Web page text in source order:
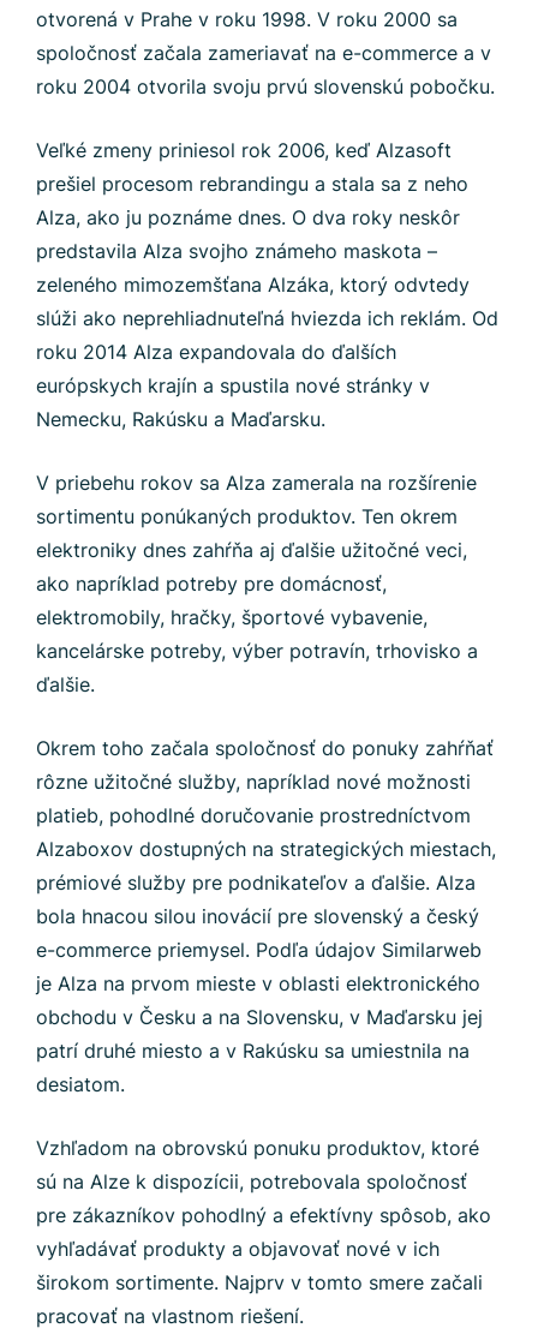
otvorená v Prahe v roku 1998. V roku 2000 sa
spoločnosť začala zameriavať na e-commerce a v
roku 2004 otvorila svoju prvú slovenskú pobočku.
Veľké zmeny priniesol rok 2006, keď Alzasoft
prešiel procesom rebrandingu a stala sa z neho
Alza, ako ju poznáme dnes. O dva roky neskôr
predstavila Alza svojho známeho maskota –
zeleného mimozemšťana Alzáka, ktorý odvtedy
slúži ako neprehliadnuteľná hviezda ich reklám. Od
roku 2014 Alza expandovala do ďalších
európskych krajín a spustila nové stránky v
Nemecku, Rakúsku a Maďarsku.
V priebehu rokov sa Alza zamerala na rozšírenie
sortimentu ponúkaných produktov. Ten okrem
elektroniky dnes zahŕňa aj ďalšie užitočné veci,
ako napríklad potreby pre domácnosť,
elektromobily, hračky, športové vybavenie,
kancelárske potreby, výber potravín, trhovisko a
ďalšie.
Okrem toho začala spoločnosť do ponuky zahŕňať
rôzne užitočné služby, napríklad nové možnosti
platieb, pohodlné doručovanie prostredníctvom
Alzaboxov dostupných na strategických miestach,
prémiové služby pre podnikateľov a ďalšie. Alza
bola hnacou silou inovácií pre slovenský a český
e-commerce priemysel. Podľa údajov Similarweb
je Alza na prvom mieste v oblasti elektronického
obchodu v Česku a na Slovensku, v Maďarsku jej
patrí druhé miesto a v Rakúsku sa umiestnila na
desiatom.
Vzhľadom na obrovskú ponuku produktov, ktoré
sú na Alze k dispozícii, potrebovala spoločnosť
pre zákazníkov pohodlný a efektívny spôsob, ako
vyhľadávať produkty a objavovať nové v ich
širokom sortimente. Najprv v tomto smere začali
pracovať na vlastnom riešení.